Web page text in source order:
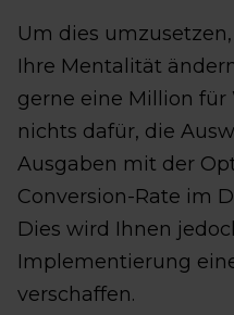
Um dies
Ihre Mentalität
gerne eine Million für
nichts dafür, die
Ausgaben mit der
Conversion-Rate im
Dies wird Ihnen
Implementierung
verschaffen.